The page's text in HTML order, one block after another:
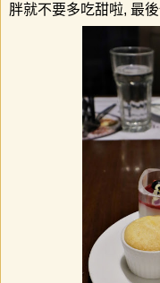
胖就不要多吃甜啦, 最